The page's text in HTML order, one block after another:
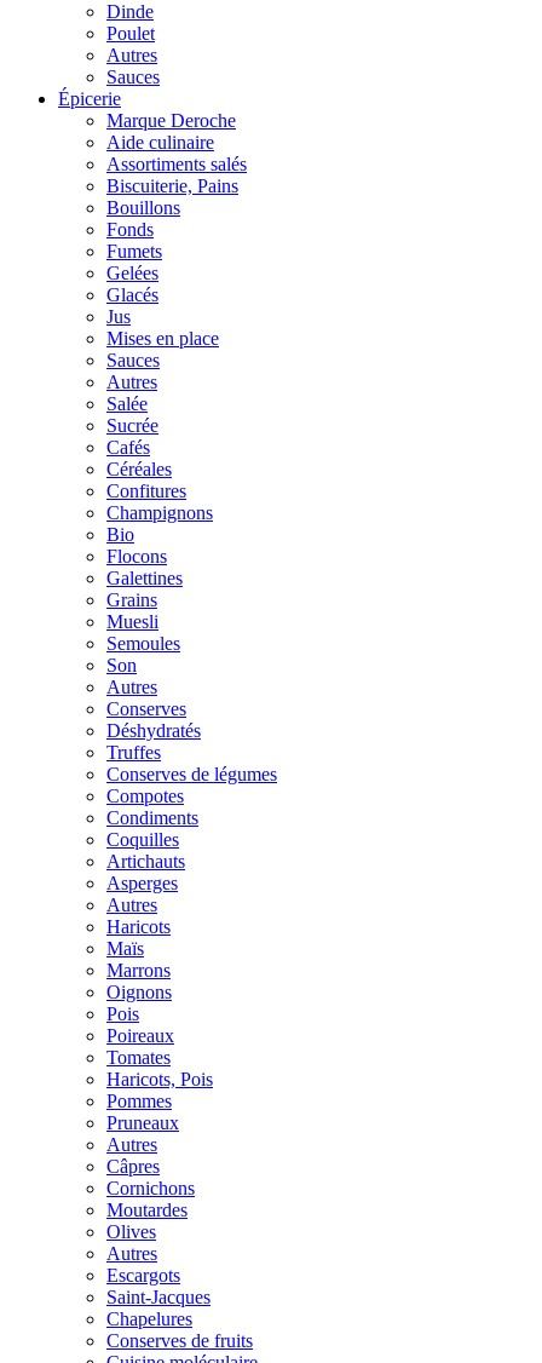
Dinde
Poulet
Autres
Sauces
Épicerie
Marque Deroche
Aide culinaire
Assortiments salés
Biscuiterie, Pains
Bouillons
Fonds
Fumets
Gelées
Glacés
Jus
Mises en place
Sauces
Autres
Salée
Sucrée
Cafés
Céréales
Confitures
Champignons
Bio
Flocons
Galettines
Grains
Muesli
Semoules
Son
Autres
Conserves
Déshydratés
Truffes
Conserves de légumes
Compotes
Condiments
Coquilles
Artichauts
Asperges
Autres
Haricots
Maïs
Marrons
Oignons
Pois
Poireaux
Tomates
Haricots, Pois
Pommes
Pruneaux
Autres
Câpres
Cornichons
Moutardes
Olives
Autres
Escargots
Saint-Jacques
Chapelures
Conserves de fruits